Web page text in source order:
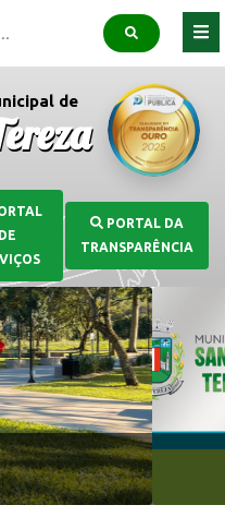
de
DE
PORTAL DA
TRANSPARÊNCIA